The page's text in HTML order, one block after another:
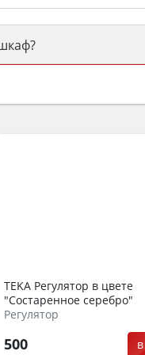
ниже A и нужные
TEKA Регулятор в цвете
"Состаренное серебро"
Регулятор
500